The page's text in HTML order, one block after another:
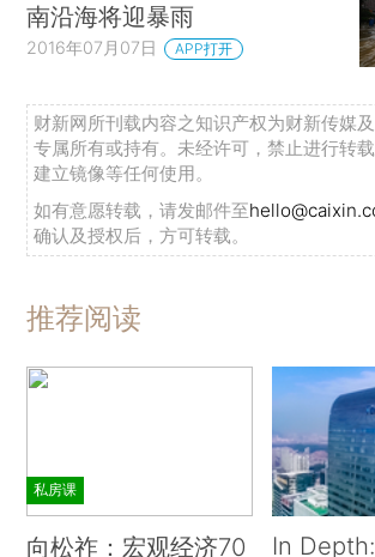
南沿海将迎暴雨
2016年07月07日 APP打开
财新网所刊载内容之知识产权为财新传媒
专属所有或持有。未经许可，禁止进行转
建立镜像等任何使用。
如有意愿转载，请发邮件至
确认及授权后，方可转载。
推荐阅读
私房课
向松祚：宏观经济70
In